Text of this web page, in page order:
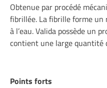
Obtenue par procédé
fibrillée. La fibrille forme un
à l’eau. Valida possède un
contient une large quantité
Points forts